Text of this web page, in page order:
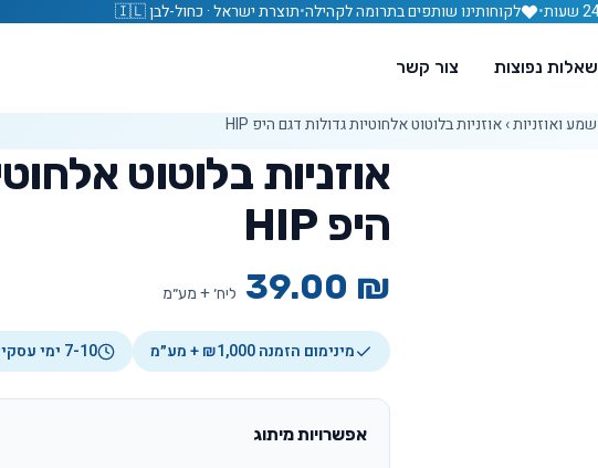
• לקוחותינו שותפים בתרומה לקהילה•תוצרת ישראל · כחול-לבן 🇮🇱
שאלות נפוצות צור קשר
שמע ואוזניות›אוזניות בלוטוט אלחוטיות גדולות דגם היפ HIP
אוזניות בלוטוט
היפ HIP
39.00 ₪ ליח׳ + מע״מ
מינימום הזמנה ₪1,000 + מע״מ 7-10 ימי עסקים · 24h בדחיפות
אפשרויות מיתוג